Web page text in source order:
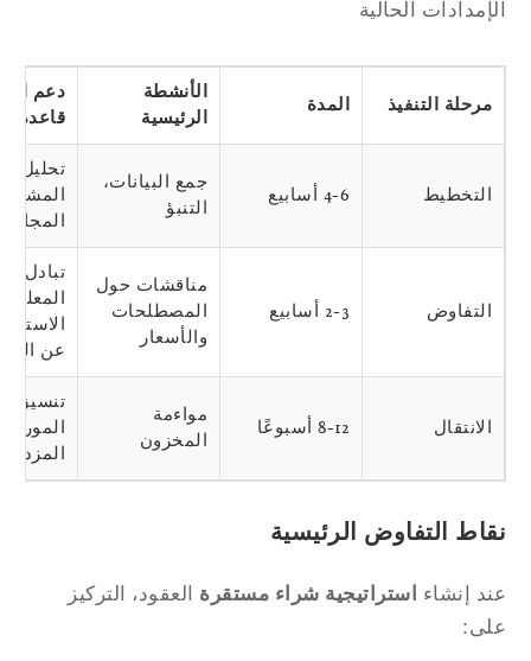
الحالية
مرحلة التنفيذ المدة
الأنشطة
الرئيسية
دعم استقرار
قاعدة
التخطيط
جمع البيانات،
التنبؤ
تحليل
المشتريات
المجاني
التفاوض
مناقشات حول
المصطلحات
والأسعار
تبادل
المعلومات
الاستخباراتية
عن السوق
الانتقال
مواءمة
المخزون
تنسيق
الموردين
المزدوجين
التفاوض الرئيسية
إنشاءاستراتيجية شراء مستقرةالعقود، التركيز